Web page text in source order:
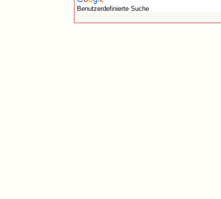
Benutzerdefinierte Suche